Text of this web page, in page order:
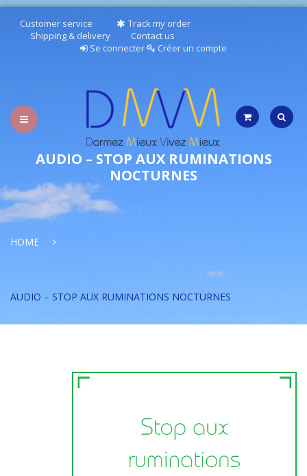
Customer service
Track my order
Shipping & delivery
Contact us
Se connecter
Créer un compte
TESTEZ VOTRE SOMMEIL
PUBLICATIONS/RESSOURCES
AUDIO – STOP AUX RUMINATIONS
NOCTURNES
HOME
AUDIO – STOP AUX RUMINATIONS NOCTURNES